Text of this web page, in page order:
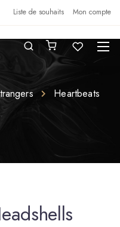
Liste de souhaits Mon compte
Heartbeats